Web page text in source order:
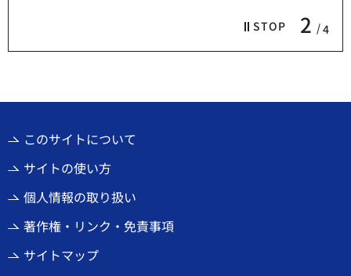
STOP 2 4
このサイトについて
サイトの使い方
個人情報の取り扱い
著作権・リンク・免責事項
サイトマップ